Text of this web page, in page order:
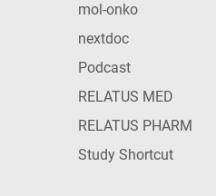
mol-onko
nextdoc
Podcast
RELATUS MED
RELATUS PHARM
Study Shortcut